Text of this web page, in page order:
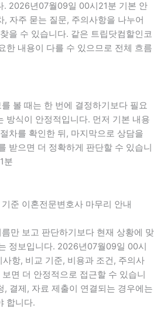
. 2026년07월09일 00시21분 기본 안
, 자주 묻는 질문, 주의사항을 나누어
을 수 있습니다. 같은 트립닷컴할인코
한 내용이 다를 수 있으므로 전체 흐름
볼 때는 한 번에 결정하기보다 필요
방식이 안정적입니다. 먼저 기본 내용
차를 확인한 뒤, 마지막으로 상담을
받으면 더 정확하게 판단할 수 있습니
분
준 이혼전문변호사 마무리 안내
만 보고 판단하기보다 현재 상황에 맞
정보입니다. 2026년07월09일 00시
항, 비교 기준, 비용과 조건, 주의사
면 더 안정적으로 접근할 수 있습니
, 결제, 자료 제출이 연결되는 경우에는
합니다.